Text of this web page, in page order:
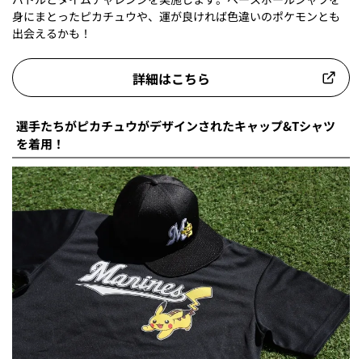
身にまとったピカチュウや、運が良ければ色違いのポケモンとも
出会えるかも！
詳細はこちら
選手たちがピカチュウがデザインされたキャップ&Tシャツ
を着用！